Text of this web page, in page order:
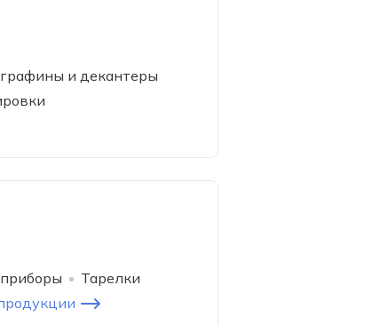
и декантеры
Тарелки